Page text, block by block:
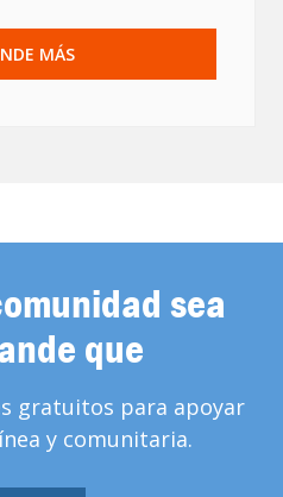
MÁS
sea
que
gratuitos para apoyar
y comunitaria.